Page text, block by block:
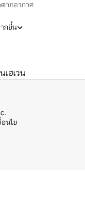
ากอากาศ
กขึ้น
เฮเวน
อนไข